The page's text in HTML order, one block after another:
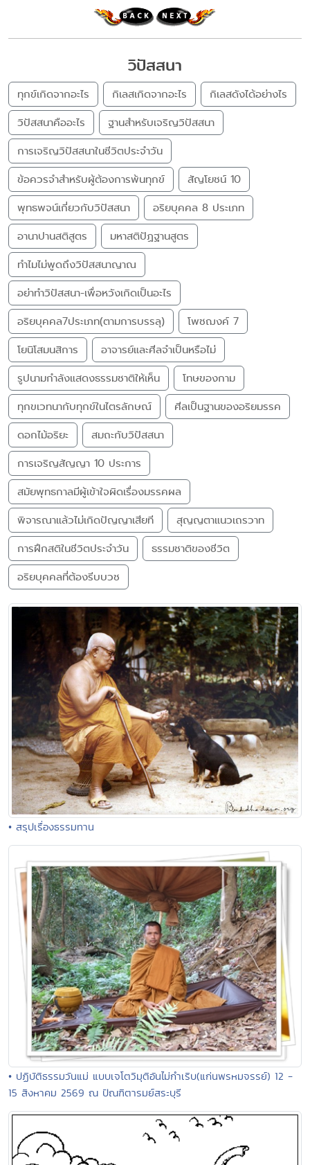
วิปัสสนา
ทุกข์เกิดจากอะไร กิเลสเกิดจากอะไร
กิเลสดังได้อย่างไร
วิปัสสนาคืออะไร
ฐานสำหรับเจริญวิปัสสนา
การเจริญวิปัสสนาในชีวิตประจำวัน
ข้อควรจำสำหรับผู้ต้องการพ้นทุกข์
สัญโยชน์ 10
พุทธพจน์เกี่ยวกับวิปัสสนา
อริยบุคคล 8 ประเภท
อานาปานสติสูตร
มหาสติปัฏฐานสูตร
ทำไมไม่พูดถึงวิปัสสนาญาณ
อย่าทำวิปัสสนา-เพื่อหวังเกิดเป็นอะไร
อริยบุคคล7ประเภท(ตามการบรรลุ)
โพชฌงค์ 7
โยนิโสมนสิการ
อาจารย์และศีลจำเป็นหรือไม่
รูปนามกำลังแสดงธรรมชาติให้เห็น
โทษของกาม
ทุกขเวทนากับทุกข์ในไตรลักษณ์
ศีลเป็นฐานของอริยมรรค
ดอกไม้อริยะ
สมถะกับวิปัสสนา
การเจริญสัญญา 10 ประการ
สมัยพุทธกาลมีผู้เข้าใจผิดเรื่องมรรคผล
พิจารณาแล้วไม่เกิดปัญญาเสียที
สุญญตาแนวเถรวาท
การฝึกสติในชีวิตประจำวัน
ธรรมชาติของชีวิต
อริยบุคคลที่ต้องรีบบวช
• สรุปเรื่องธรรมทาน
• ปฏิบัติธรรมวันแม่ แบบเจโตวิมุติอันไม่กำเริบ(แก่นพรหมจรรย์) 12 -
15 สิงหาคม 2569 ณ ปัณฑิตารมย์สระบุรี